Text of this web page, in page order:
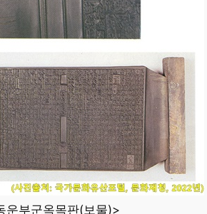
운부군옥목판(보물)>